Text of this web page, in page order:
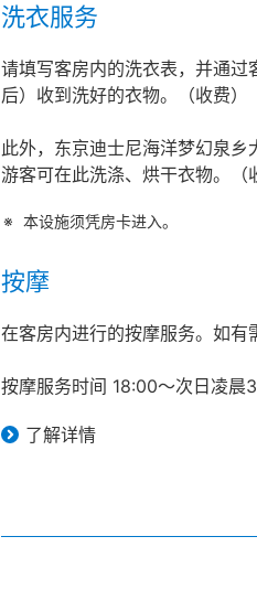
洗衣服务
请填写客房内的洗衣表，并通
后）收到洗好的衣物。（收费）
此外，东京迪士尼海洋梦幻泉乡
游客可在此洗涤、烘干衣物。（
本设施须凭房卡进入。
按摩
在客房内进行的按摩服务。如有
按摩服务时间 18:00～次日凌晨
了解详情